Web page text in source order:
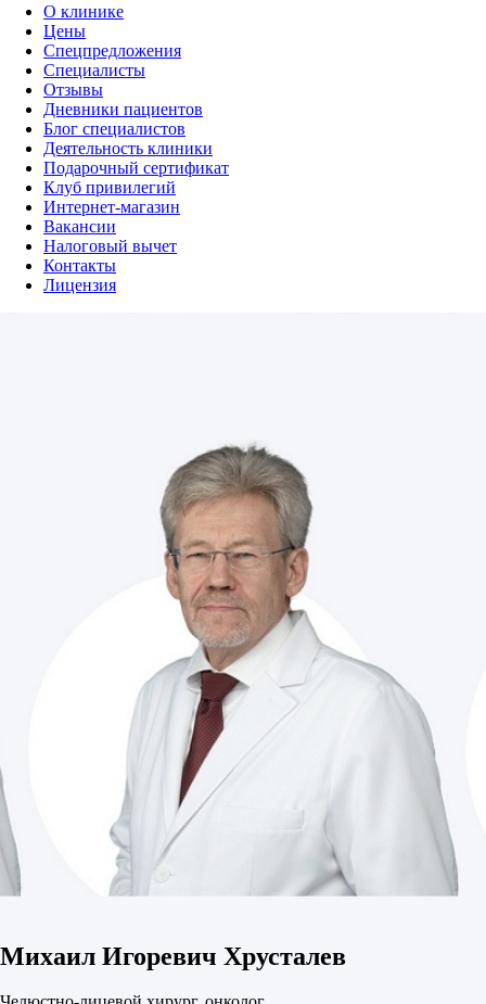
О клинике
Цены
Cпецпредложения
Специалисты
Отзывы
Дневники пациентов
Блог специалистов
Деятельность клиники
Подарочный сертификат
Клуб привилегий
Интернет-магазин
Вакансии
Налоговый вычет
Контакты
Лицензия
Михаил Игоревич Хрусталев